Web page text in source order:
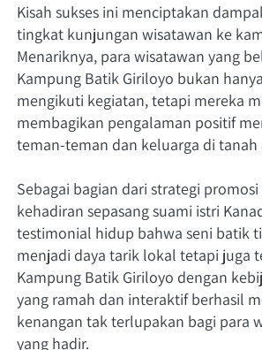
Kisah sukses ini menciptakan
tingkat kunjungan wisatawan ke
Menariknya, para wisatawan yang
Kampung Batik Giriloyo bukan
mengikuti kegiatan, tetapi mereka
membagikan pengalaman positif
teman-teman dan keluarga di tanah
Sebagai bagian dari strategi
kehadiran sepasang suami istri
testimonial hidup bahwa seni batik
menjadi daya tarik lokal tetapi juga
Kampung Batik Giriloyo dengan
yang ramah dan interaktif berhasil
kenangan tak terlupakan bagi para
yang hadir.